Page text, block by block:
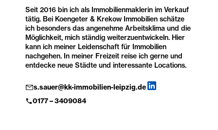
Seit 2016 bin ich als Immobilienmaklerin im Verkauf
tätig. Bei Koengeter & Krekow Immobilien schätze
ich besonders das angenehme Arbeitsklima und die
Möglichkeit, mich ständig weiterzuentwickeln. Hier
kann ich meiner Leidenschaft für Immobilien
nachgehen. In meiner Freizeit reise ich gerne und
entdecke neue Städte und interessante Locations.
s.sauer@kk-immobilien-leipzig.de
0177 – 3409084